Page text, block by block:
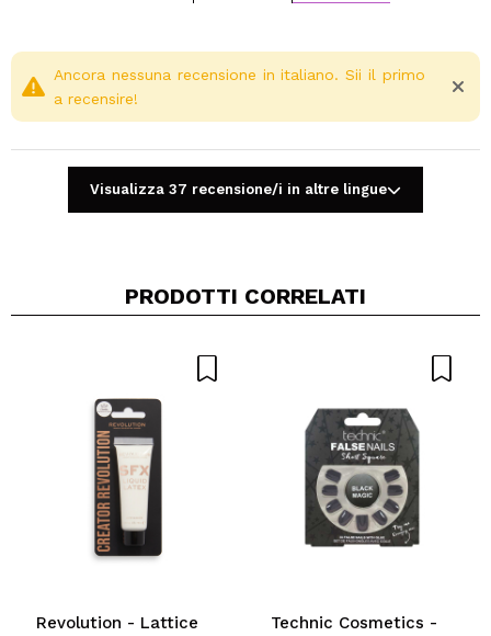
Condividi un video o una foto
Consiglieresti questo acquisto?
5/5
Ancora nessuna recensione in italiano. Sii il primo
a recensire!
Visualizza 37 recensione/i in altre lingue
PRODOTTI CORRELATI
Revolution - Lattice
Technic Cosmetics -